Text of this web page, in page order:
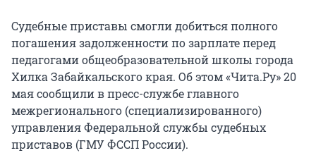
Судебные приставы смогли добиться полного
погашения задолженности по зарплате перед
педагогами общеобразовательной школы города
Хилка Забайкальского края. Об этом «Чита.Ру» 20
мая сообщили в пресс-службе главного
межрегионального (специализированного)
управления Федеральной службы судебных
приставов (ГМУ ФССП России).